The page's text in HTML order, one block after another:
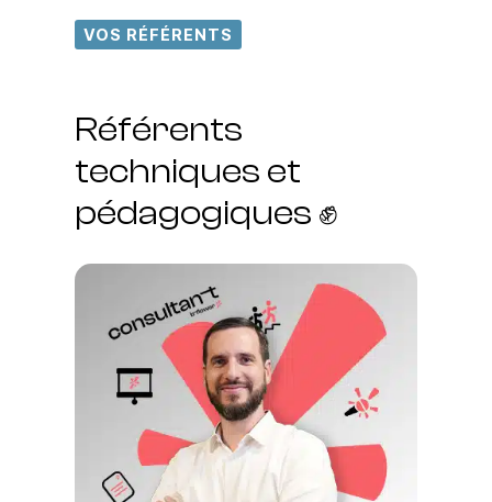
VOS RÉFÉRENTS
Référents
techniques et
pédagogiques ✊